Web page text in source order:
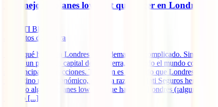
Los mejores planes low cost que hacer en Londres
IATI Blog
minutos de lectura
Saber qué hacer en Londres no es demasiado complicado. Sin haber
puesto un pie en la capital de Inglaterra, casi todo el mundo conoce
sus principales atracciones. También es conocido que Londres no es
un destino muy económico, por esta razón, en Iati Seguros hemos
pensado algunos planes low cost que hacer en Londres (¡algunos
incluso [...]